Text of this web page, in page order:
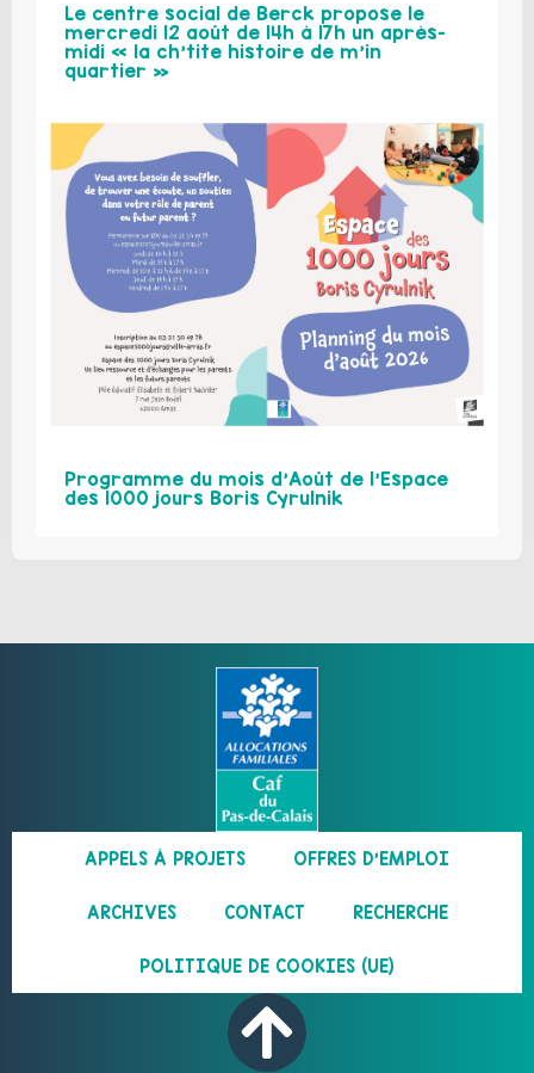
Le centre social de Berck propose le
mercredi 12 août de 14h à 17h un après-
midi « la ch’tite histoire de m’in
quartier »
Programme du mois d’Août de l’Espace
des 1000 jours Boris Cyrulnik
APPELS À PROJETS OFFRES D’EMPLOI
ARCHIVES CONTACT RECHERCHE
POLITIQUE DE COOKIES (UE)